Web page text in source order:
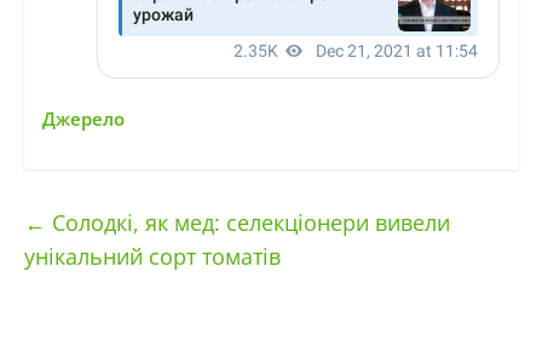
Джерело
← Солодкі, як мед: селекціонери вивели
унікальний сорт томатів